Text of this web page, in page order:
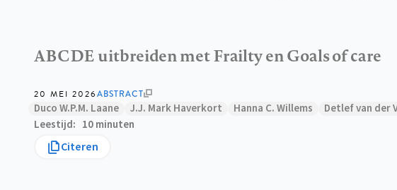
ABCDE uitbreiden met Frailty en Goals of care
20 MEI 2026ABSTRACT
Duco W.P.M. Laane J.J. Mark Haverkort Hanna C. Willems
Detlef van der
Leestijd
10 minuten
Citeren